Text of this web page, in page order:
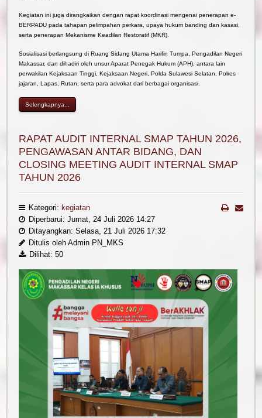
Kegiatan ini juga dirangkaikan dengan rapat koordinasi mengenai penerapan e-
BERPADU pada tahapan pelimpahan perkara, upaya hukum banding dan kasasi,
serta penerapan Mekanisme Keadilan Restoratif (MKR).
Sosialisasi berlangsung di Ruang Sidang Utama Harifin Tumpa, Pengadilan Negeri
Makassar, dan dihadiri oleh unsur Aparat Penegak Hukum (APH), antara lain
perwakilan Kejaksaan Tinggi, Kejaksaan Negeri, Polda Sulawesi Selatan, Polres
jajaran, Lapas, Rutan, serta para advokat dari berbagai organisasi.
Selengkapnya...
RAPAT AUDIT INTERNAL SMAP TAHUN 2026,
PENGAWASAN ANTAR BIDANG, DAN
CLOSING MEETING AUDIT INTERNAL SMAP
TAHUN 2026
Kategori: kegiatan
Diperbarui: Jumat, 24 Juli 2026 14:27
Ditayangkan: Selasa, 21 Juli 2026 17:32
Ditulis oleh Admin PN_MKS
Dilihat: 50